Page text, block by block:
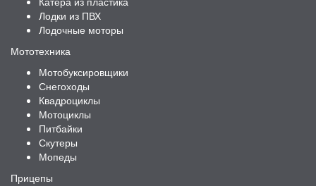
Лодки из ПВХ
Лодочные моторы
Мототехника
Мотобуксировщики
Снегоходы
Квадроциклы
Мотоциклы
Питбайки
Скутеры
Мопеды
Прицепы